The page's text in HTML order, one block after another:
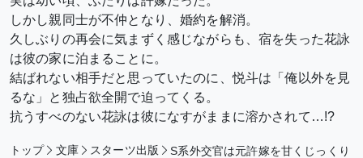
しかし親同士が不仲となり、婚約を解消。
久しぶりの再会に気まずく感じながらも、宿を失った花詠
は彼の家に泊まることに。
結ばれない相手だと思っていたのに、悦斗は「俺以外を見
るな」と独占欲全開で迫ってくる。
抗うすべのない花詠は彼になすがままに溶かされて…!?
トップ 文庫 スターツ出版
S系外交官は元許嫁を甘くじっくり